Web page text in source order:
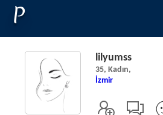
P
lilyumss
35, Kadın,
İzmir